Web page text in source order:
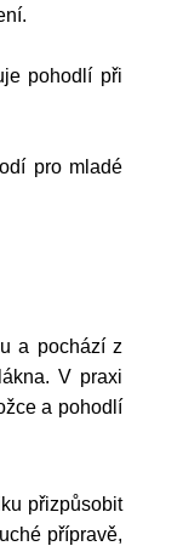
pohodlí při
pro mladé
a pochází z
V praxi
a pohodlí
přizpůsobit
přípravě,